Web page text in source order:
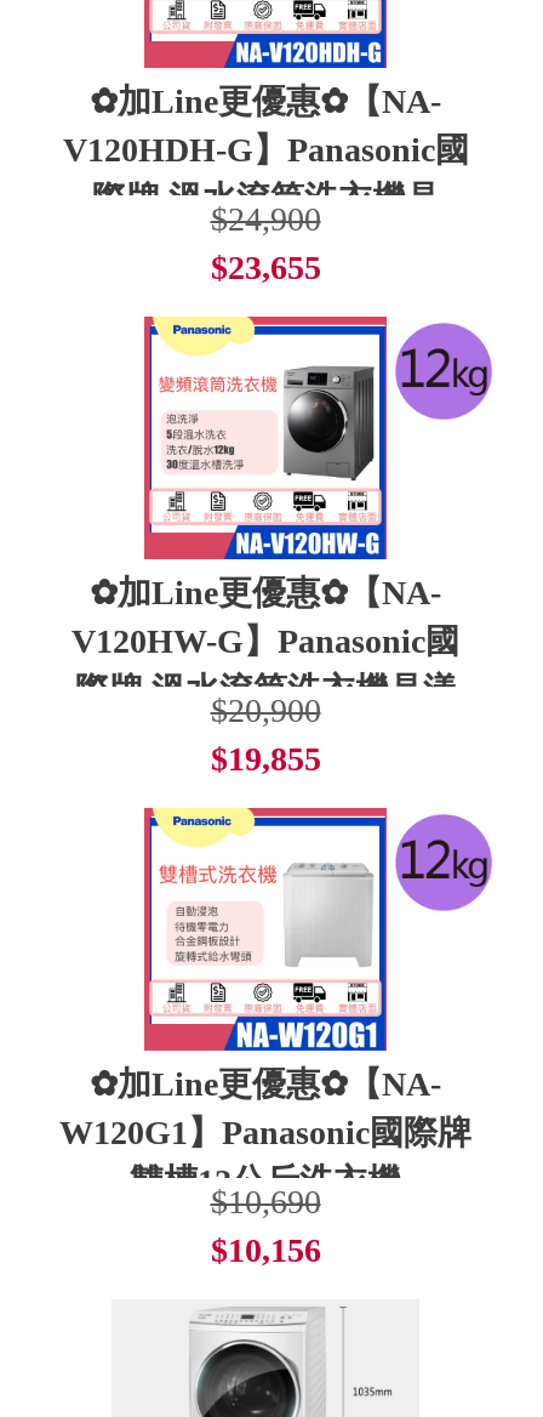
了解更多
✿加Line更優惠✿【NA-
V120HDH-G】Panasonic國
際牌 溫水滾筒洗衣機晶
$24,900
$23,655
了解更多
✿加Line更優惠✿【NA-
V120HW-G】Panasonic國
際牌 溫水滾筒洗衣機晶漾
$20,900
$19,855
了解更多
✿加Line更優惠✿【NA-
W120G1】Panasonic國際牌
雙槽12公斤洗衣機
$10,690
$10,156